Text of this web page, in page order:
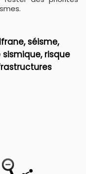
séisme,
risque